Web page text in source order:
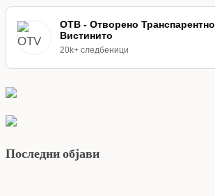
ОТВ - Отворено Транспарентно
Вистинито
20k+ следбеници
Последни објави